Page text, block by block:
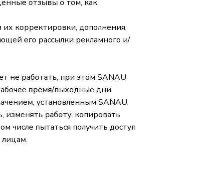
отзывы о том, как
корректировки, дополнения,
его рассылки рекламного и/
не работать, при этом SANAU
время/выходные дни.
установленным SANAU.
работу, копировать
пытаться получить доступ